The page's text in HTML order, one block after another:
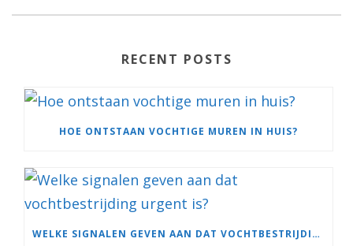
RECENT POSTS
HOE ONTSTAAN VOCHTIGE MUREN IN HUIS?
WELKE SIGNALEN GEVEN AAN DAT VOCHTBESTRIJDING URGENT IS?